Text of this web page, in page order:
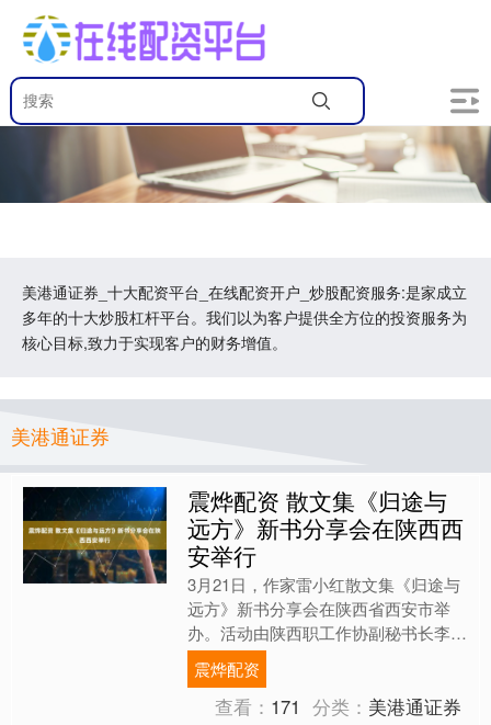
美港通证券_十大配资平台_在线配资开户_炒股配资服务:是家成立
多年的十大炒股杠杆平台。我们以为客户提供全方位的投资服务为
核心目标,致力于实现客户的财务增值。
美港通证券
震烨配资 散文集《归途与
远方》新书分享会在陕西西
安举行
3月21日，作家雷小红散文集《归途与
远方》新书分享会在陕西省西安市举
办。活动由陕西职工作协副秘书长李铂
岩主持，省内文学界及文学爱好者齐聚
一堂，共话创作、品读书香....
震烨配资
查看： 171 分类： 美港通证券